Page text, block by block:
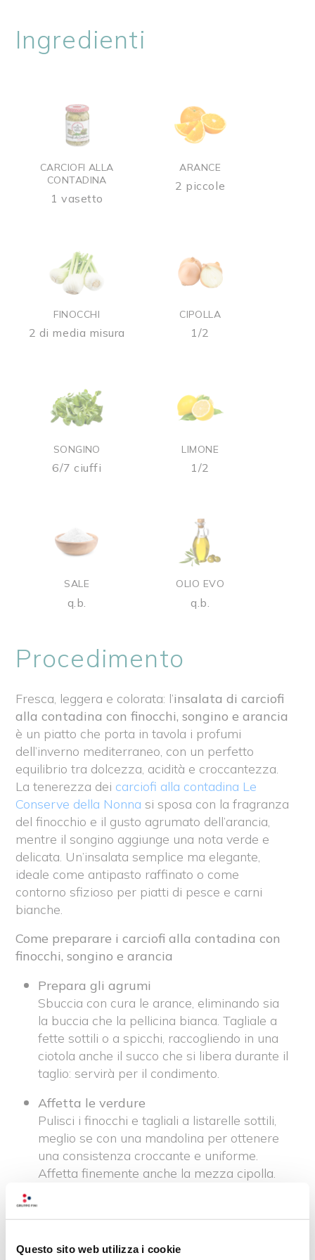
Questo sito web utilizza i cookie
Ingredienti
CARCIOFI ALLA
CONTADINA
1 vasetto
ARANCE
2 piccole
FINOCCHI
2 di media misura
CIPOLLA
1/2
SONGINO
6/7 ciuffi
LIMONE
1/2
SALE
q.b.
OLIO EVO
q.b.
Procedimento
Fresca, leggera e colorata: l’insalata di carciofi
alla contadina con finocchi, songino e arancia
è un piatto che porta in tavola i profumi
dell’inverno mediterraneo, con un perfetto
equilibrio tra dolcezza, acidità e croccantezza.
La tenerezza dei carciofi alla contadina Le
Conserve della Nonna si sposa con la fragranza
del finocchio e il gusto agrumato dell’arancia,
mentre il songino aggiunge una nota verde e
delicata. Un’insalata semplice ma elegante,
ideale come antipasto raffinato o come
contorno sfizioso per piatti di pesce e carni
bianche.
Come preparare i carciofi alla contadina con
finocchi, songino e arancia
Prepara gli agrumi
Sbuccia con cura le arance, eliminando sia
la buccia che la pellicina bianca. Tagliale a
fette sottili o a spicchi, raccogliendo in una
ciotola anche il succo che si libera durante il
taglio: servirà per il condimento.
Affetta le verdure
Pulisci i finocchi e tagliali a listarelle sottili,
meglio se con una mandolina per ottenere
una consistenza croccante e uniforme.
Affetta finemente anche la mezza cipolla.
In un’insalatiera capiente unisci i finocchi, la
Carciofi alla Contadinascolati dal loro olio